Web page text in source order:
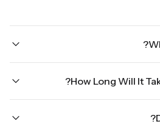
How Long Will It
Orders placed Friday afternoon